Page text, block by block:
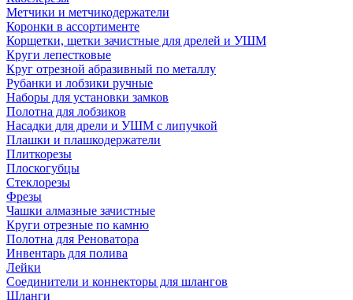
Метчики и метчикодержатели
Коронки в ассортименте
Корщетки, щетки зачистные для дрелей и УШМ
Круги лепестковые
Круг отрезной абразивный по металлу
Рубанки и лобзики ручные
Наборы для установки замков
Полотна для лобзиков
Насадки для дрели и УШМ с липучкой
Плашки и плашкодержатели
Плиткорезы
Плоскогубцы
Стеклорезы
Фрезы
Чашки алмазные зачистные
Круги отрезные по камню
Полотна для Реноватора
Инвентарь для полива
Лейки
Соединители и коннекторы для шлангов
Шланги